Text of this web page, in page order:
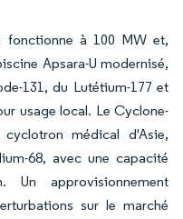
fonctionne à 100 MW et,
Apsara-U modernisé,
131, du Lutétium-177 et
usage local. Le Cyclone-
médical d'Asie,
68, avec une capacité
Un approvisionnement
sur le marché